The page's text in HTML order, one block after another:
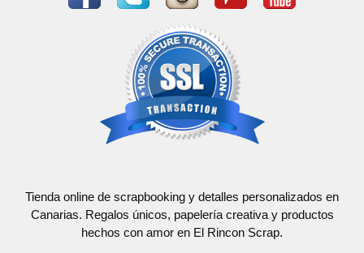
Tienda online de scrapbooking y detalles personalizados en
Canarias. Regalos únicos, papelería creativa y productos
hechos con amor en El Rincon Scrap.